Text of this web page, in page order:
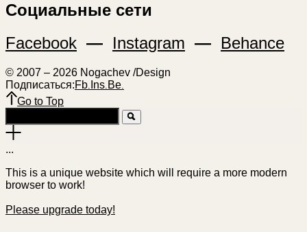
Социальные сети
Facebook — Instagram — Behance
© 2007 – 2026 Nogachev /Design
Подписаться:Fb Ins Be
Go to Top
...
This is a unique website which will require a more modern
browser to work!
Please upgrade today!